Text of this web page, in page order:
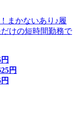
まかないあり♪履
けの短時間勤務で
円
円
円